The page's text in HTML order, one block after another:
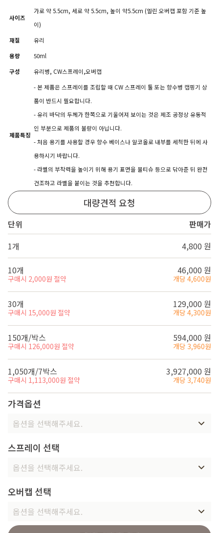
사이즈
가로 약 5.5cm, 세로 약 5.5cm, 높이 약5.5cm (엘린 오버캡 포함 기준 높
이)
재질
유리
용량
50ml
구성
유리병, CW스프레이,오버캡
제품특징
- 본 제품은 스프레이를 조립할 때 CW 스프레이 툴 또는 향수병 캡핑기 상
품이 반드시 필요합니다.
- 유리 바닥의 두께가 한쪽으로 기울어져 보이는 것은 제조 공정상 유동적
인 부분으로 제품의 불량이 아닙니다.
- 처음 용기를 사용할 경우 향수 베이스나 알코올로 내부를 세척한 뒤에 사
용하시기 바랍니다.
- 라벨의 부착력을 높이기 위해 용기 표면을 물티슈 등으로 닦아준 뒤 완전
건조하고 라벨을 붙이는 것을 추천합니다.
대량견적 요청
단위
판매가
1개
4,800 원
10개
구매시 2,000원 절약
46,000 원
개당 4,600원
30개
구매시 15,000원 절약
129,000 원
개당 4,300원
150개/박스
구매시 126,000원 절약
594,000 원
개당 3,960원
1,050개/7박스
구매시 1,113,000원 절약
3,927,000 원
개당 3,740원
가격옵션
옵션을 선택해주세요.
스프레이 선택
옵션을 선택해주세요.
오버캡 선택
옵션을 선택해주세요.